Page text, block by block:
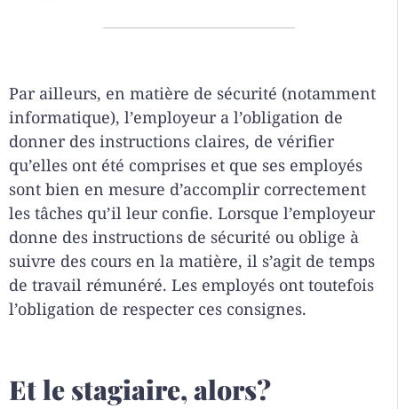
Par ailleurs, en matière de sécurité (notamment
informatique), l’employeur a l’obligation de
donner des instructions claires, de vérifier
qu’elles ont été comprises et que ses employés
sont bien en mesure d’accomplir correctement
les tâches qu’il leur confie. Lorsque l’employeur
donne des instructions de sécurité ou oblige à
suivre des cours en la matière, il s’agit de temps
de travail rémunéré. Les employés ont toutefois
l’obligation de respecter ces consignes.
Et le stagiaire, alors?